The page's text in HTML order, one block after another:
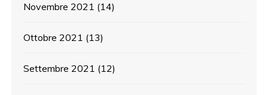
Novembre 2021 (14)
Ottobre 2021 (13)
Settembre 2021 (12)